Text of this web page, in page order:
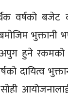
वर्षको बजेट
भुक्तानी
हुने
दायित्व
सोही